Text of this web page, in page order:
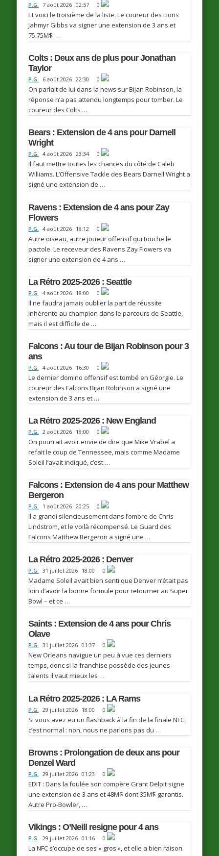
P.G. 7 août 2026 02:57 0
Et voici le troisième de la liste. Le coureur des Lions
Jahmyr Gibbs va signer une extension de 3 ans et
75.75M$ …
Colts : Deux ans de plus pour Jonathan
Taylor
P.G. 6 août 2026 22:30 0
On parlait de lui dans la news sur Bijan Robinson, la
réponse n’a pas attendu longtemps pour tomber. Le
coureur des Colts …
Bears : Extension de 4 ans pour Darnell
Wright
P.G. 4 août 2026 23:34 0
Il faut mettre toutes les chances du côté de Caleb
Williams. L’Offensive Tackle des Bears Darnell Wright a
signé une extension de …
Ravens : Extension de 4 ans pour Zay
Flowers
P.G. 4 août 2026 18:12 0
Autre oiseau, autre joueur offensif qui touche le
pactole. Le receveur des Ravens Zay Flowers va
signer une extension de 4 ans …
La Rétro 2025-2026 : Seattle
P.G. 4 août 2026 18:00 0
Il ne faudra jamais oublier la part de réussite
inhérente au champion dans le parcours de Seattle,
mais il est difficile de …
Falcons : Au tour de Bijan Robinson pour 3
ans
P.G. 4 août 2026 16:30 0
Le dernier domino offensif est tombé en Géorgie. Le
coureur des Falcons Bijan Robinson a signé une
extension de 3 ans et …
La Rétro 2025-2026 : New England
P.G. 2 août 2026 18:00 0
On pourrait avoir envie de dire que Mike Vrabel a
refait le coup de Tennessee, mais comme Madame
Soleil l’avait indiqué, c’est …
Falcons : Extension de 4 ans pour Matthew
Bergeron
P.G. 1 août 2026 20:25 0
Il a grandi silencieusement dans l’ombre de Chris
Lindstrom, et le voilà récompensé. Le Guard des
Falcons Matthew Bergeron a signé une …
La Rétro 2025-2026 : Denver
P.G. 31 juillet 2026 18:00 0
Madame Soleil avait bien senti que Denver n’était pas
loin d’avoir la bonne formule pour retourner au Super
Bowl – et ce …
Saints : Extension de 4 ans pour Chris
Olave
P.G. 31 juillet 2026 01:37 0
New Orleans navigue un peu à vue ces derniers
temps, donc si la franchise possède des jeunes
talents il vaut mieux les …
La Rétro 2025-2026 : LA Rams
P.G. 29 juillet 2026 18:00 0
Si vous avez eu un flashback à la fin de la finale NFC,
c’est normal : non, nous ne parlons pas du …
Browns : Prolongation de deux ans pour
Denzel Ward
P.G. 29 juillet 2026 01:23 0
EDIT : Dans la foulée son compère Grant Delpit signe
une extension de 3 ans et 48M$ dont 35M$ garantis.
Autre Pro-Bowler, …
Vikings : O’Neill resigne pour 4 ans
P.G. 29 juillet 2026 01:16 0
La NFC s’occupe de ses « gros », et elle a bien raison.